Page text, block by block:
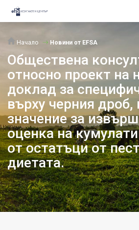
Начало Новини от EFSA
Обществена
относно проект на
доклад за
върху черния дроб,
значение за
оценка на
от остатъци от
диетата.